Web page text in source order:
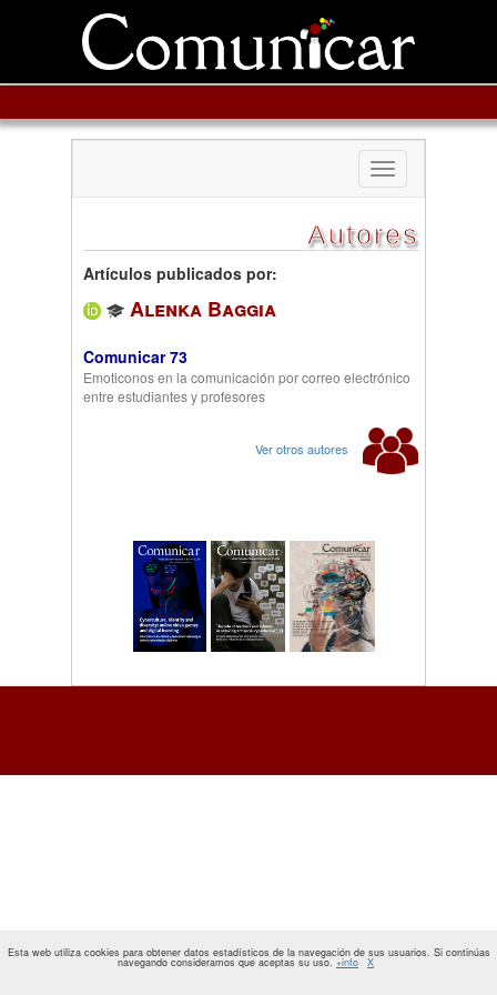
Toggle
navigation
Autores
Artículos publicados por:
Alenka Baggia
Comunicar 73
Emoticonos en la comunicación por correo electrónico
entre estudiantes y profesores
Ver otros autores
Esta web utiliza cookies para obtener datos estadísticos de la navegación de sus usuarios. Si continúas
navegando consideramos que aceptas su uso. +info X